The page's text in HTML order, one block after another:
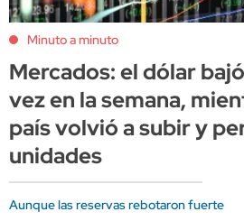
Minuto a minuto
Mercados: el dólar
vez en la semana,
país volvió a subir y
unidades
Aunque las reservas rebotaron fuerte